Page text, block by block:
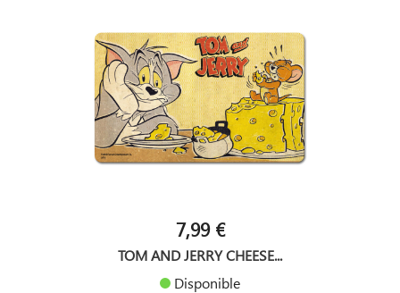
7,99 €
TOM AND JERRY CHEESE...
Disponible